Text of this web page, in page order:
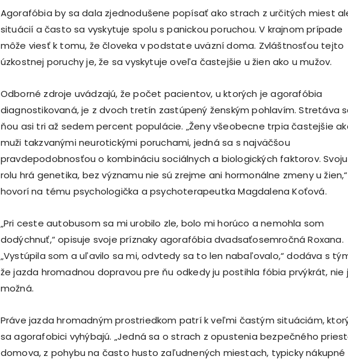
Agorafóbia by sa dala zjednodušene popísať ako strach z určitých miest
situácií a často sa vyskytuje spolu s panickou poruchou. V krajnom prípade
môže viesť k tomu, že človeka v podstate uväzní doma. Zvláštnosťou tejto
úzkostnej poruchy je, že sa vyskytuje oveľa častejšie u žien ako u mužov.
Odborné zdroje uvádzajú, že počet pacientov, u ktorých je agorafóbia
diagnostikovaná, je z dvoch tretín zastúpený ženským pohlavím. Stretáva
ňou asi tri až sedem percent populácie. „Ženy všeobecne trpia častejšie
muži takzvanými neurotickými poruchami, jedná sa s najväčšou
pravdepodobnosťou o kombináciu sociálnych a biologických faktorov. Svoju
rolu hrá genetika, bez významu nie sú zrejme ani hormonálne zmeny u žien,“
hovorí na tému psychologička a psychoterapeutka Magdalena Koťová.
„Pri ceste autobusom sa mi urobilo zle, bolo mi horúco a nemohla som
dodýchnuť,“ opisuje svoje príznaky agorafóbia dvadsaťosemročná Roxana.
„Vystúpila som a uľavilo sa mi, odvtedy sa to len nabaľovalo,“ dodáva s
že jazda hromadnou dopravou pre ňu odkedy ju postihla fóbia prvýkrát, nie
možná.
Práve jazda hromadným prostriedkom patrí k veľmi častým situáciám,
sa agorafobici vyhýbajú. „Jedná sa o strach z opustenia bezpečného
domova, z pohybu na často husto zaľudnených miestach, typicky nákupné